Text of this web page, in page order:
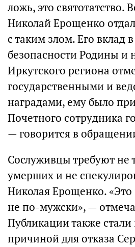
ложь, это святотатство.
Николай Ерощенко
с таким злом. Его вклад
безопасности Родины и
Иркутского региона
государственными и
наградами, ему было
Почетного сотрудника
— говорится в
Сослуживцы требуют не
умерших и не
Николая Ерощенко. «Это
не по-мужски», —
Публикации также
причиной для отказа